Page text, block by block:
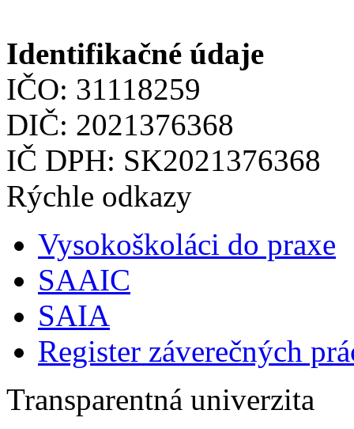
Identifikačné údaje
IČO: 31118259
DIČ: 2021376368
IČ DPH: SK2021376368
Rýchle odkazy
Vysokoškoláci do praxe
SAAIC
SAIA
Register záverečných
Transparentná univerzita